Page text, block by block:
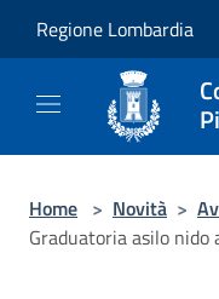
Regione Lombardia
Home > Novità >
Graduatoria asilo